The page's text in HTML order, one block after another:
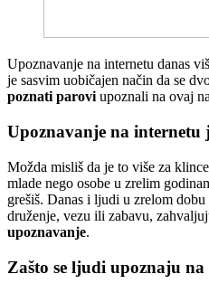
Upoznavanje na internetu danas
je sasvim uobičajen način da se
poznati paroviupoznali na ovaj
Upoznavanje na internetu
Možda misliš da je to više za
mlade nego osobe u zrelim
grešiš. Danas i ljudi u zrelom
druženje, vezu ili zabavu,
upoznavanje.
Zašto se ljudi upoznaju